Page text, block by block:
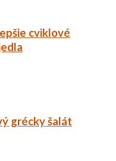
cviklové
grécky šalát